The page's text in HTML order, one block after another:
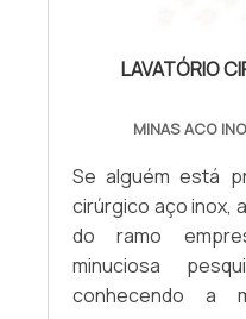
restaurante:O
frios, ideais para a
restaurantes
conhecido
balcão
confeccionado
gastronômicas.
LAVATÓRIO
MINAS ACO
Se alguém está
cirúrgico aço inox,
do ramo
minuciosa
conhecendo a